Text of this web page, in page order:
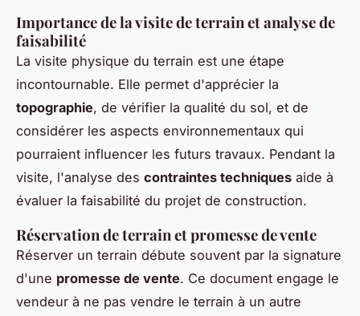
Importance de la visite de terrain et analyse de
faisabilité
La visite physique du terrain est une étape
incontournable. Elle permet d'apprécier la
topographie, de vérifier la qualité du sol, et de
considérer les aspects environnementaux qui
pourraient influencer les futurs travaux. Pendant la
visite, l'analyse des contraintes techniques aide à
évaluer la faisabilité du projet de construction.
Réservation de terrain et promesse de vente
Réserver un terrain débute souvent par la signature
d'une promesse de vente. Ce document engage le
vendeur à ne pas vendre le terrain à un autre